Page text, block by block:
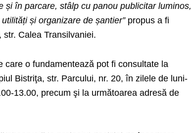
și în parcare, stâlp cu panou publicitar luminos,
și organizare de șantier” propus a fi
Calea Transilvaniei.
o fundamentează pot fi consultate la
Bistriţa, str. Parcului, nr. 20, în zilele de luni-
13.00, precum şi la următoarea adresă de